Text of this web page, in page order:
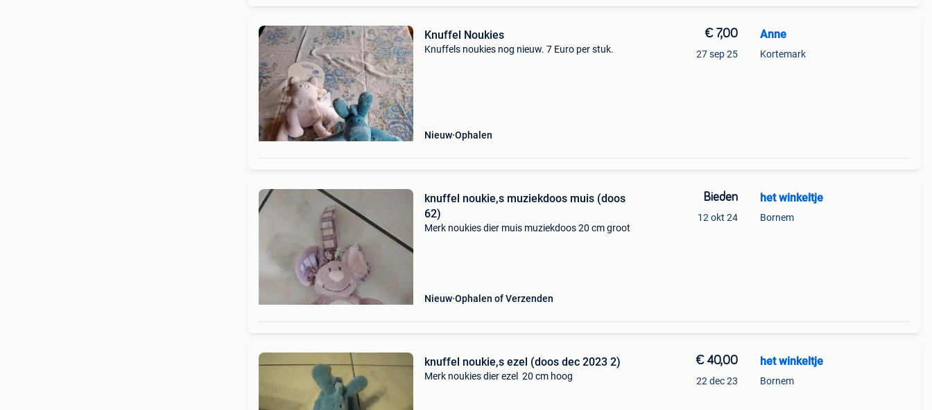
Knuffel Noukies
Knuffels noukies nog nieuw. 7 Euro per stuk.
Nieuw Ophalen
€ 7,00
27 sep 25
Anne
Kortemark
knuffel noukie,s muziekdoos muis (doos
62)
Merk noukies dier muis muziekdoos 20 cm groot
Nieuw Ophalen of Verzenden
Bieden
12 okt 24
het winkeltje
Bornem
knuffel noukie,s ezel (doos dec 2023 2)
Merk noukies dier ezel 20 cm hoog
€ 40,00
22 dec 23
het winkeltje
Bornem